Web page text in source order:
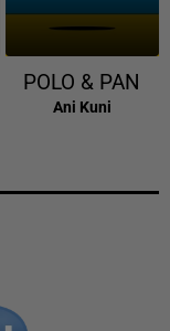
POLO & PAN
Ani Kuni